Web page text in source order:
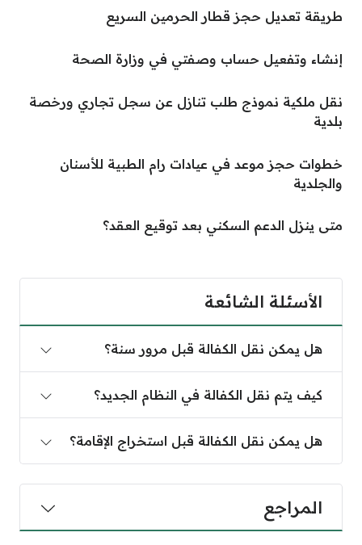
طريقة تعديل حجز قطار الحرمين السريع
إنشاء وتفعيل حساب وصفتي في وزارة الصحة
نقل ملكية نموذج طلب تنازل عن سجل تجاري ورخصة
بلدية
خطوات حجز موعد في عيادات رام الطبية للأسنان
والجلدية
متى ينزل الدعم السكني بعد توقيع العقد؟
الأسئلة الشائعة
هل يمكن نقل الكفالة قبل مرور سنة؟
كيف يتم نقل الكفالة في النظام الجديد؟
هل يمكن نقل الكفالة قبل استخراج الإقامة؟
المراجع